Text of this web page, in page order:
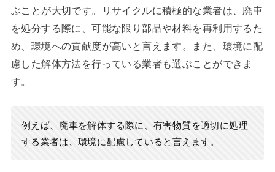
ぶことが大切です。リサイクルに積極的な業者は、廃車
を処分する際に、可能な限り部品や材料を再利用するた
め、環境への貢献度が高いと言えます。また、環境に配
慮した解体方法を行っている業者も選ぶことができま
す。
例えば、廃車を解体する際に、有害物質を適切に処理
する業者は、環境に配慮していると言えます。